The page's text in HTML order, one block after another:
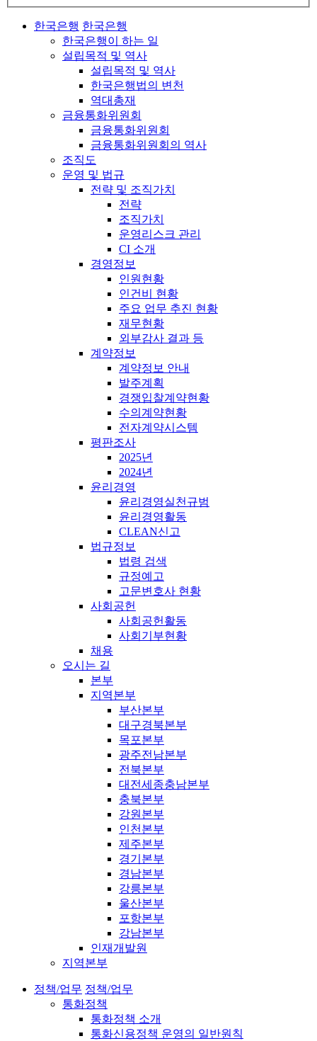
한국은행 한국은행
한국은행이 하는 일
설립목적 및 역사
설립목적 및 역사
한국은행법의 변천
역대총재
금융통화위원회
금융통화위원회
금융통화위원회의 역사
조직도
운영 및 법규
전략 및 조직가치
전략
조직가치
운영리스크 관리
CI 소개
경영정보
인원현황
인건비 현황
주요 업무 추진 현황
재무현황
외부감사 결과 등
계약정보
계약정보 안내
발주계획
경쟁입찰계약현황
수의계약현황
전자계약시스템
평판조사
2025년
2024년
윤리경영
윤리경영실천규범
윤리경영활동
CLEAN신고
법규정보
법령 검색
규정예고
고문변호사 현황
사회공헌
사회공헌활동
사회기부현황
채용
오시는 길
본부
지역본부
부산본부
대구경북본부
목포본부
광주전남본부
전북본부
대전세종충남본부
충북본부
강원본부
인천본부
제주본부
경기본부
경남본부
강릉본부
울산본부
포항본부
강남본부
인재개발원
지역본부
정책/업무 정책/업무
통화정책
통화정책 소개
통화신용정책 운영의 일반원칙